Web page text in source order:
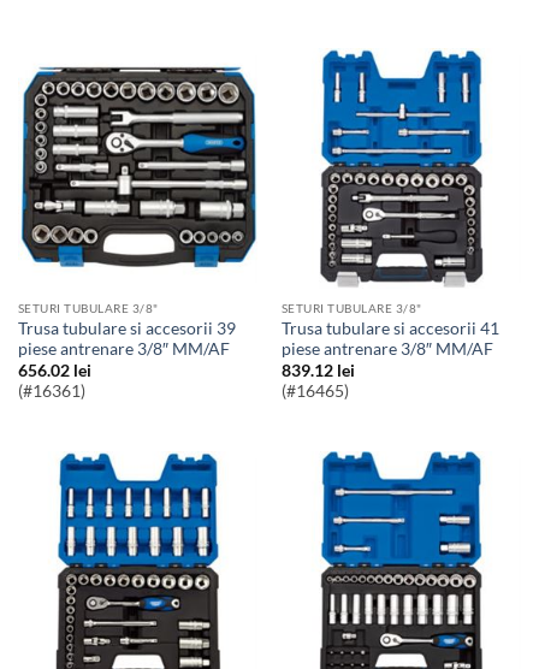
SETURI TUBULARE 3/8"
Trusa tubulare si accesorii 39
piese antrenare 3/8″ MM/AF
656.02 lei
(#16361)
SETURI TUBULARE 3/8"
Trusa tubulare si accesorii 41
piese antrenare 3/8″ MM/AF
839.12 lei
(#16465)